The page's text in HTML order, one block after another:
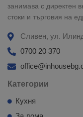
занимава с директен
стоки и търговия на
Сливен, ул.
0700 20 370
Категории
Кухня